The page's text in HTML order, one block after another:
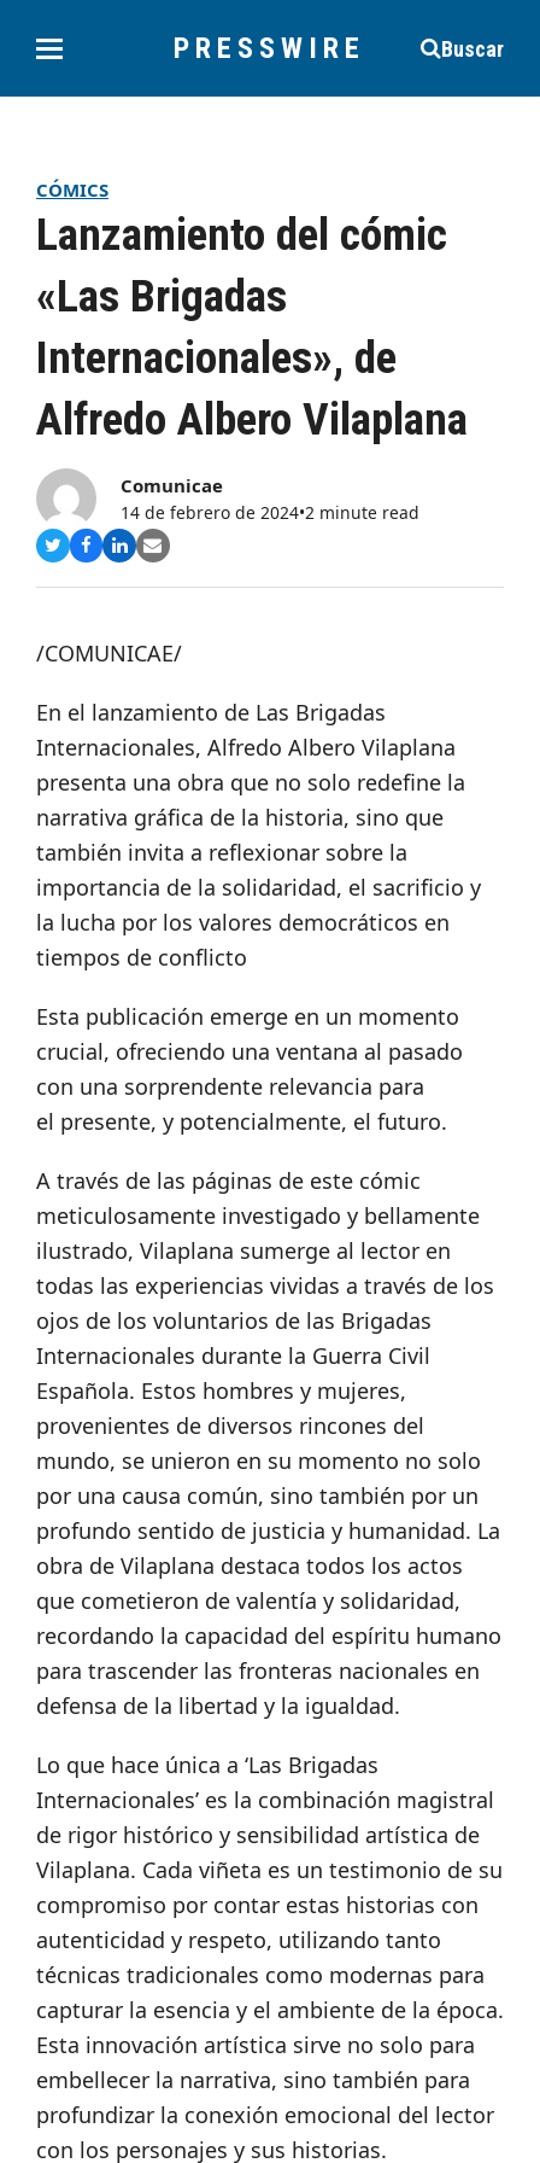
PRESSWIRE Buscar
CÓMICS
Lanzamiento del cómic
«Las Brigadas
Internacionales», de
Alfredo Albero Vilaplana
Comunicae
14 de febrero de 2024•2 minute read
Compartir
Twitter
Compartir
Facebook
Compartir
LinkedIn
Share
Email
/COMUNICAE/
En el lanzamiento de Las Brigadas
Internacionales, Alfredo Albero Vilaplana
presenta una obra que no solo redefine la
narrativa gráfica de la historia, sino que
también invita a reflexionar sobre la
importancia de la solidaridad, el sacrificio y
la lucha por los valores democráticos en
tiempos de conflicto
Esta publicación emerge en un momento
crucial, ofreciendo una ventana al pasado
con una sorprendente relevancia para
el presente, y potencialmente, el futuro.
A través de las páginas de este cómic
meticulosamente investigado y bellamente
ilustrado, Vilaplana sumerge al lector en
todas las experiencias vividas a través de los
ojos de los voluntarios de las Brigadas
Internacionales durante la Guerra Civil
Española. Estos hombres y mujeres,
provenientes de diversos rincones del
mundo, se unieron en su momento no solo
por una causa común, sino también por un
profundo sentido de justicia y humanidad. La
obra de Vilaplana destaca todos los actos
que cometieron de valentía y solidaridad,
recordando la capacidad del espíritu humano
para trascender las fronteras nacionales en
defensa de la libertad y la igualdad.
Lo que hace única a ‘Las Brigadas
Internacionales’ es la combinación magistral
de rigor histórico y sensibilidad artística de
Vilaplana. Cada viñeta es un testimonio de su
compromiso por contar estas historias con
autenticidad y respeto, utilizando tanto
técnicas tradicionales como modernas para
capturar la esencia y el ambiente de la época.
Esta innovación artística sirve no solo para
embellecer la narrativa, sino también para
profundizar la conexión emocional del lector
con los personajes y sus historias.